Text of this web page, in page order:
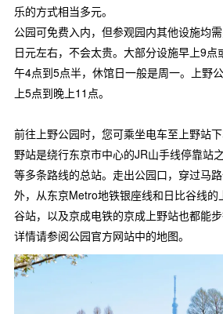
乐的方式相当多元。
公园可免费入内，但参观园内其他设施均
日元左右，不会太贵。大部分设施早上9
午4点到5点半，休馆日一般是周一。上野
上5点到晚上11点。
前往上野公园时，您可乘坐电车至上野站
野站是绕行东京市中心的JR山手线停靠站
等多条路线的总站。走出公园口，穿过马
外，从东京Metro地铁银座线和日比谷线
谷站，以及京成电铁的京成上野站也都能步
详情请参阅公园官方网站中的地图。